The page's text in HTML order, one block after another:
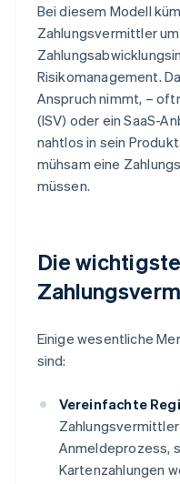
Bei diesem Modell
Zahlungsvermittler
Risikomanagement.
Anspruch nimmt, –
(ISV) oder ein SaaS-
nahtlos in sein
mühsam eine
müssen.
Die
Einige wesentliche
sind:
Vereinfachte
Anmeldeprozess,
Kartenzahlungen